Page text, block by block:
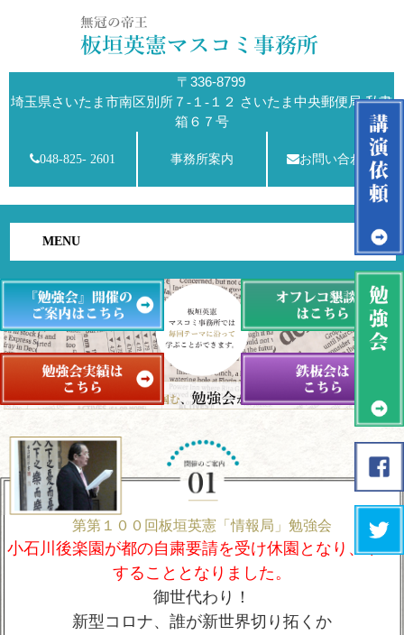
〒336-8799
埼玉県さいたま市南区別所７-１-１２ さいたま中央郵便局 私書
箱６７号
048-825- 2601 事務所案内 お問い合わせ
MENU
第第１００回板垣英憲「情報局」勉強会
小石川後楽園が都の自粛要請を受け休園となり、中止
することとなりました。
御世代わり！
新型コロナ、誰が新世界切り拓くか